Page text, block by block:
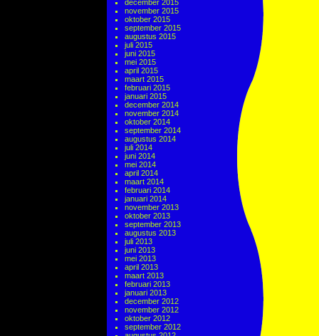
december 2015
november 2015
oktober 2015
september 2015
augustus 2015
juli 2015
juni 2015
mei 2015
april 2015
maart 2015
februari 2015
januari 2015
december 2014
november 2014
oktober 2014
september 2014
augustus 2014
juli 2014
juni 2014
mei 2014
april 2014
maart 2014
februari 2014
januari 2014
november 2013
oktober 2013
september 2013
augustus 2013
juli 2013
juni 2013
mei 2013
april 2013
maart 2013
februari 2013
januari 2013
december 2012
november 2012
oktober 2012
september 2012